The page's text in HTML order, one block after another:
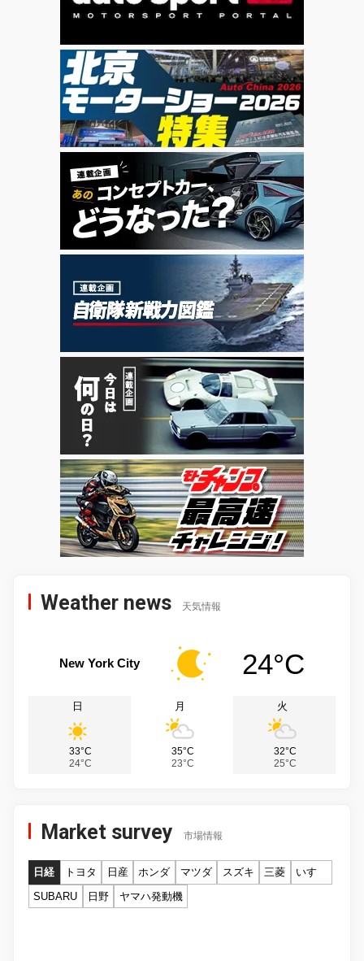
Weather news 天気情報
New York City 24°C
日
33°C
24°C
月
35°C
23°C
火
32°C
25°C
Market survey 市場情報
日経 トヨタ 日産 ホンダ マツダ スズキ 三菱
いすゞ
SUBARU
日野 ヤマハ発動機